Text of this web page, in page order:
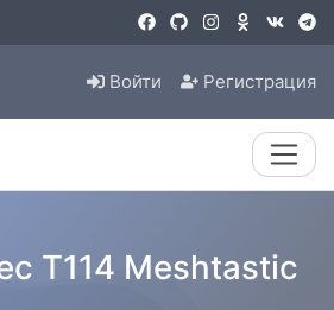
Войти Регистрация
T114 Meshtastic